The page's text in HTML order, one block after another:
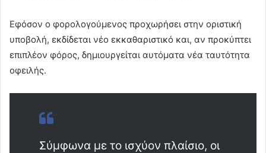
Εφόσον ο φορολογούμενος προχωρήσει στην οριστική
υποβολή, εκδίδεται νέο εκκαθαριστικό και, αν προκύπτει
επιπλέον φόρος, δημιουργείται αυτόματα νέα ταυτότητα
οφειλής.
Σύμφωνα με το ισχύον πλαίσιο, οι